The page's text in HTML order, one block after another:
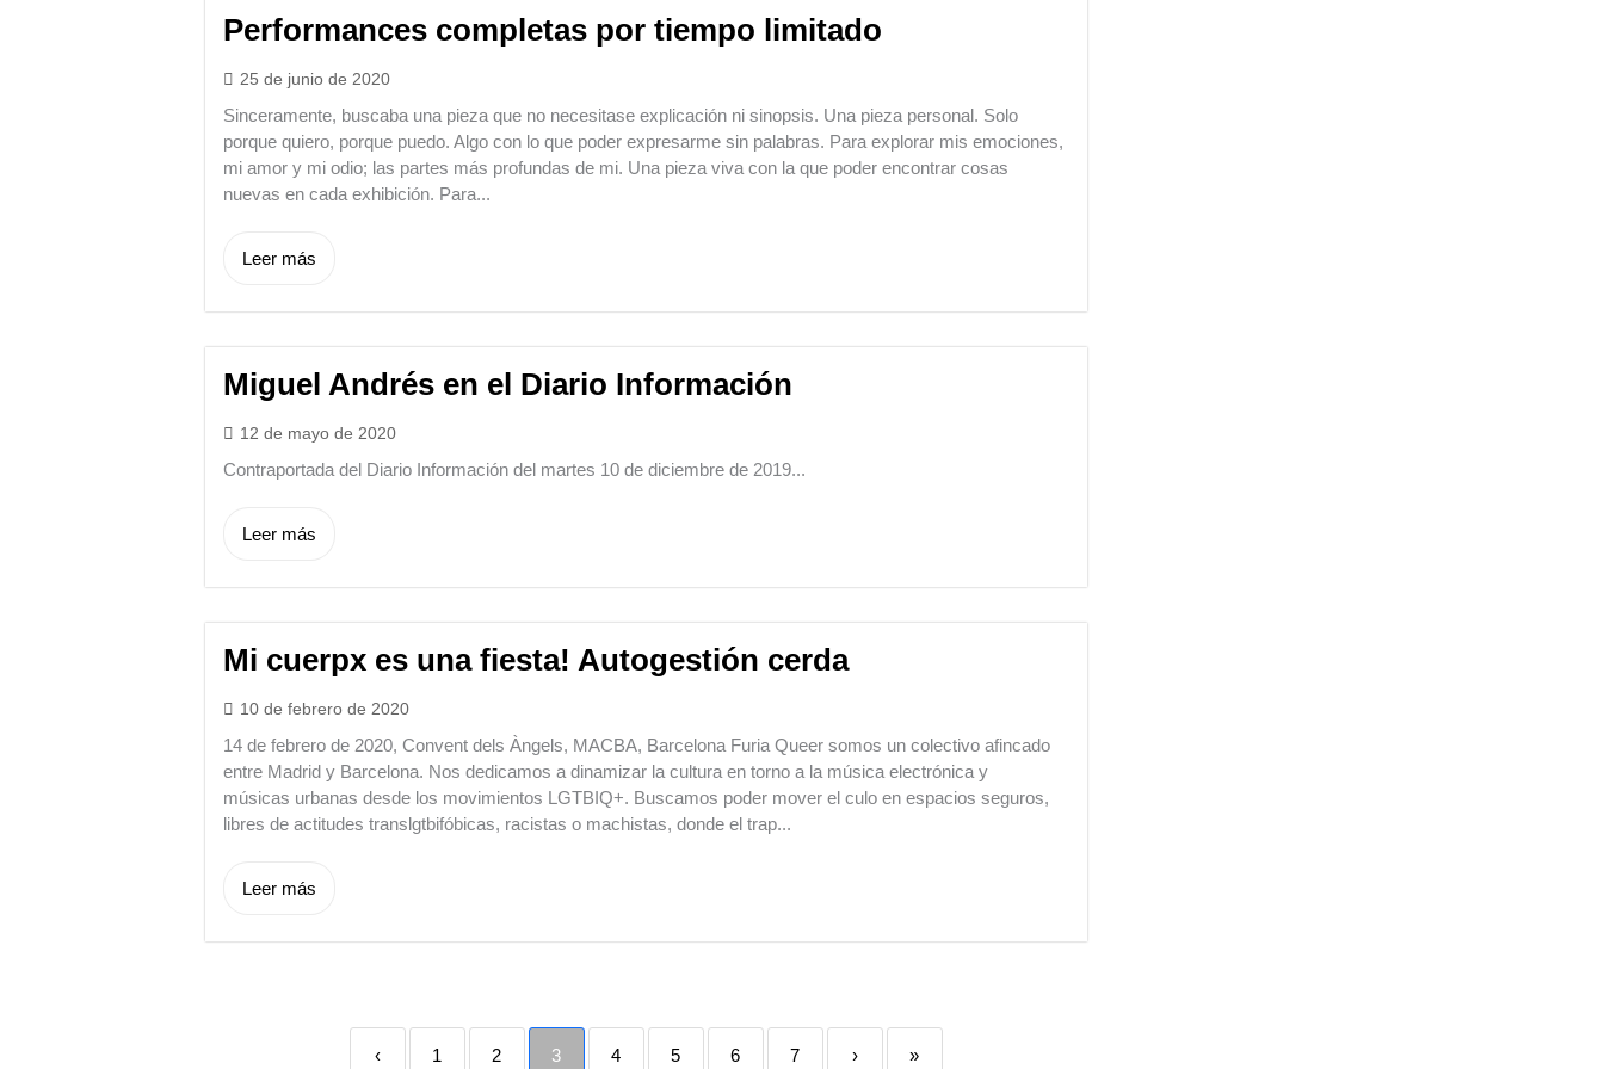
Performances completas por tiempo limitado
25 de junio de 2020
Sinceramente, buscaba una pieza que no necesitase explicación ni sinopsis. Una pieza personal. Solo
porque quiero, porque puedo. Algo con lo que poder expresarme sin palabras. Para explorar mis emociones,
mi amor y mi odio; las partes más profundas de mi. Una pieza viva con la que poder encontrar cosas
nuevas en cada exhibición. Para...
Leer más
Miguel Andrés en el Diario Información
12 de mayo de 2020
Contraportada del Diario Información del martes 10 de diciembre de 2019...
Leer más
Mi cuerpx es una fiesta! Autogestión cerda
10 de febrero de 2020
14 de febrero de 2020, Convent dels Àngels, MACBA, Barcelona Furia Queer somos un colectivo afincado
entre Madrid y Barcelona. Nos dedicamos a dinamizar la cultura en torno a la música electrónica y
músicas urbanas desde los movimientos LGTBIQ+. Buscamos poder mover el culo en espacios seguros,
libres de actitudes translgtbifóbicas, racistas o machistas, donde el trap...
Leer más
‹ 1 2 3 4 5 6 7 › »